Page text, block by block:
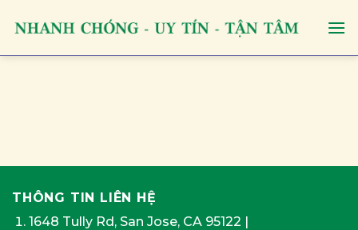
THÔNG TIN LIÊN HỆ
1648 Tully Rd, San Jose, CA 95122 |